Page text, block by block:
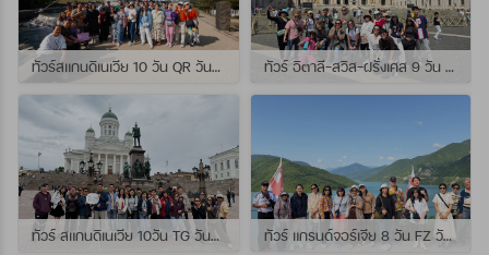
ทัวร์สแกนดิเนเวีย 10 วัน QR วันที่ 23 กรกฏาคม - 01 สิงหาคม 2569 เดินทางกับไกด์พี่จุ้ย และ พี่กั้ง ทัวร์ อิตาลี-สวิส-ฝรั่งเศส 9 วัน QR วันที่ 24 กรกฏาคม - 01 สิงหาคม 2569 เดินทางกับไกด์พี่เช
ทัวร์ สแกนดิเนเวีย 10วัน TG วันที่ 24 กรกฏาคม - 02 สิงหาคม 2569 เดินทางกับไกด์พี่ยอร์ช ทัวร์ แกรนด์จอร์เจีย 8 วัน FZ วันที่ 26 กรกฎาคม - 02 สิงหาคม 2569 เดินทางกับไกด์พี่โจ๊ก